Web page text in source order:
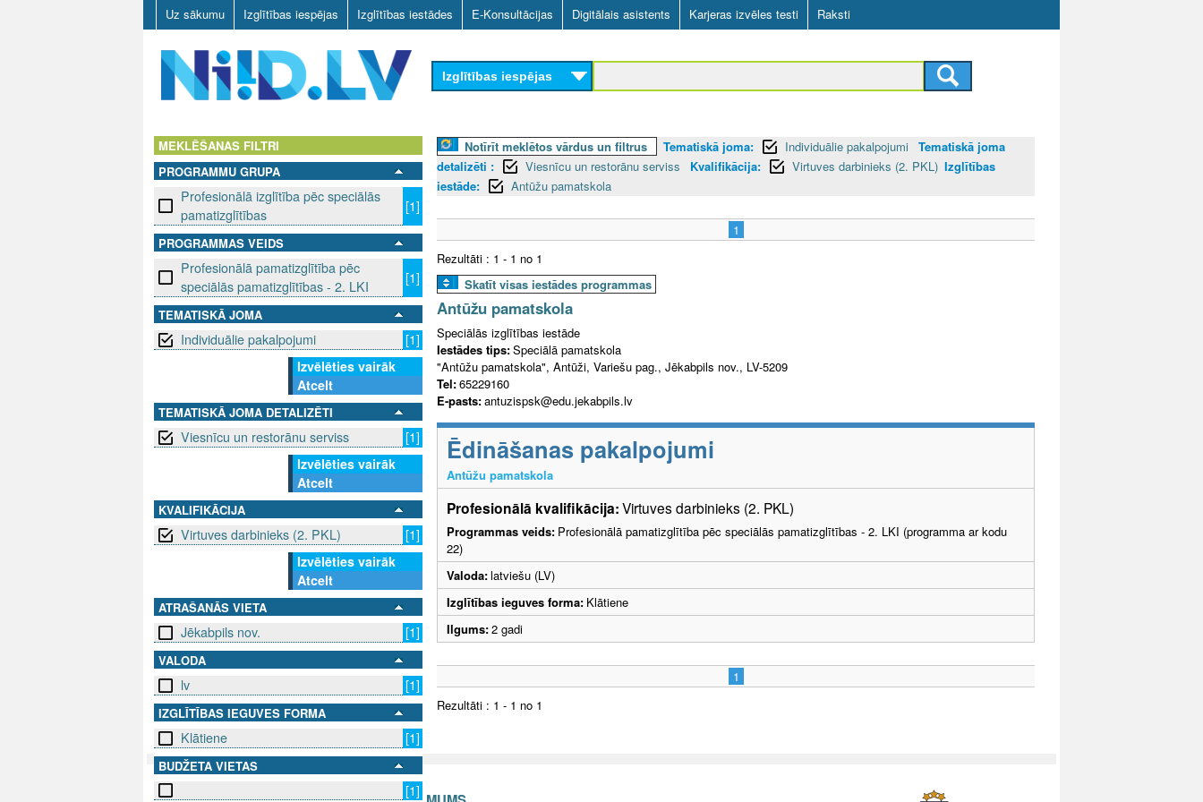
Skip
to
main
content
Uz sākumu Izglītības iespējas Izglītības iestādes E-Konsultācijas Digitālais asistents Karjeras izvēles testi Raksti
D
L
V
Izglītības iespējas
MEKLĒŠANAS FILTRI
PROGRAMMU GRUPA
Profesionālā izglītība pēc speciālās
pamatizglītības
[1]
PROGRAMMAS VEIDS
Profesionālā pamatizglītība pēc
speciālās pamatizglītības - 2. LKI
[1]
TEMATISKĀ JOMA
Individuālie pakalpojumi
[1]
Izvēlēties vairāk
Atcelt
TEMATISKĀ JOMA DETALIZĒTI
Viesnīcu un restorānu serviss
[1]
Izvēlēties vairāk
Atcelt
KVALIFIKĀCIJA
Virtuves darbinieks (2. PKL)
[1]
Izvēlēties vairāk
Atcelt
ATRAŠANĀS VIETA
Jēkabpils nov. [1]
VALODA
lv [1]
IZGLĪTĪBAS IEGUVES FORMA
Klātiene [1]
BUDŽETA VIETAS
[1]
Notīrīt meklētos vārdus un filtrus Tematiskā joma: Individuālie pakalpojumi
Tematiskā joma
detalizēti :
Viesnīcu un restorānu serviss Kvalifikācija: Virtuves darbinieks (2. PKL) Izglītības
iestāde:
Antūžu pamatskola
1
Rezultāti : 1 - 1 no 1
Skatīt visas iestādes programmas
Antūžu pamatskola
Speciālās izglītības iestāde
Iestādes tips:Speciālā pamatskola
"Antūžu pamatskola", Antūži, Variešu pag., Jēkabpils nov., LV-5209
Tel:65229160
E-pasts:antuzispsk@edu.jekabpils.lv
Ēdināšanas pakalpojumi
Antūžu pamatskola
Profesionālā kvalifikācija:Virtuves darbinieks (2. PKL)
Programmas veids: Profesionālā pamatizglītība pēc speciālās pamatizglītības - 2. LKI (programma ar kodu
22)
Valoda:latviešu (LV)
Izglītības ieguves forma: Klātiene
Ilgums:2 gadi
1
Rezultāti : 1 - 1 no 1
SEKO MUMS